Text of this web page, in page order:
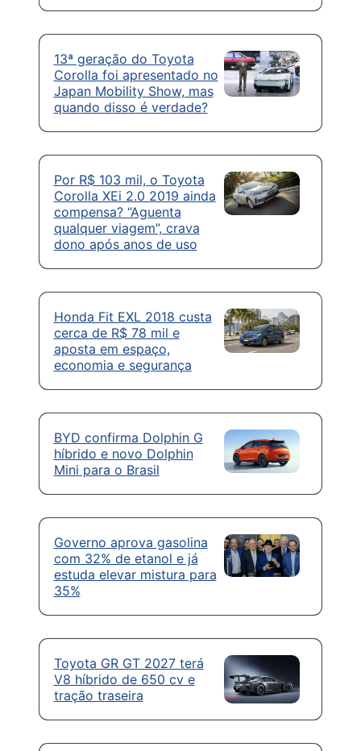
13ª geração do Toyota
Corolla foi apresentado no
Japan Mobility Show, mas
quando disso é verdade?
Por R$ 103 mil, o Toyota
Corolla XEi 2.0 2019 ainda
compensa? “Aguenta
qualquer viagem”, crava
dono após anos de uso
Honda Fit EXL 2018 custa
cerca de R$ 78 mil e
aposta em espaço,
economia e segurança
BYD confirma Dolphin G
híbrido e novo Dolphin
Mini para o Brasil
Governo aprova gasolina
com 32% de etanol e já
estuda elevar mistura para
35%
Toyota GR GT 2027 terá
V8 híbrido de 650 cv e
tração traseira